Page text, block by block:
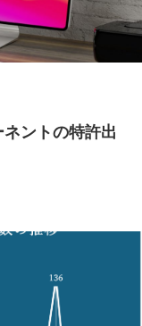
ントの特許出